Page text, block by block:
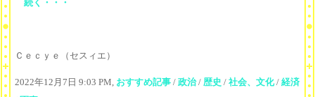
続く・・・
Ｃｅｃｙｅ（セスィエ）
2022年12月7日 9:03 PM, おすすめ記事 / 政治/ 歴史 / 社会、文化/ 経済